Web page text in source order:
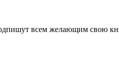
всем желающим свою